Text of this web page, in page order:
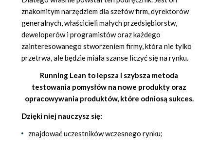
znakomitym narzędziem dla szefów firm, dyrektorów
generalnych, właścicieli małych przedsiębiorstw,
deweloperów i programistów oraz każdego
zainteresowanego stworzeniem firmy, która nie tylko
przetrwa, ale będzie miała szanse liczyć się na rynku.
Running Lean to lepsza i szybsza metoda
testowania pomysłów na nowe produkty oraz
opracowywania produktów, które odniosą sukces.
Dzięki niej nauczysz się:
znajdować uczestników wczesnego rynku;